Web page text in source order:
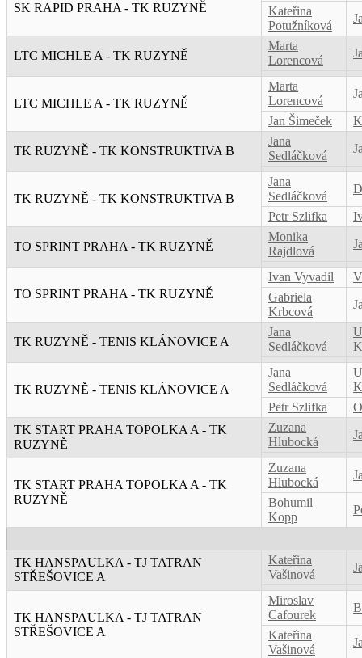
SK RAPID PRAHA - TK RUZYNĚ
Kateřina
Potužníková
LTC MICHLE A - TK RUZYNĚ
Marta
Lorencová
LTC MICHLE A - TK RUZYNĚ
Marta
Lorencová
Jan Šimeček
TK RUZYNĚ - TK KONSTRUKTIVA B
Jana
Sedláčková
TK RUZYNĚ - TK KONSTRUKTIVA B
Jana
Sedláčková
Petr Szlifka
TO SPRINT PRAHA - TK RUZYNĚ
Monika
Rajdlová
TO SPRINT PRAHA - TK RUZYNĚ
Ivan Vyvadil
Gabriela
Krbcová
TK RUZYNĚ - TENIS KLÁNOVICE A
Jana
Sedláčková
TK RUZYNĚ - TENIS KLÁNOVICE A
Jana
Sedláčková
Petr Szlifka
TK START PRAHA TOPOLKA A - TK
RUZYNĚ
Zuzana
Hlubocká
TK START PRAHA TOPOLKA A - TK
RUZYNĚ
Zuzana
Hlubocká
Bohumil
Kopp
TK HANSPAULKA - TJ TATRAN
STŘEŠOVICE A
Kateřina
Vašinová
TK HANSPAULKA - TJ TATRAN
STŘEŠOVICE A
Miroslav
Cafourek
Kateřina
Vašinová